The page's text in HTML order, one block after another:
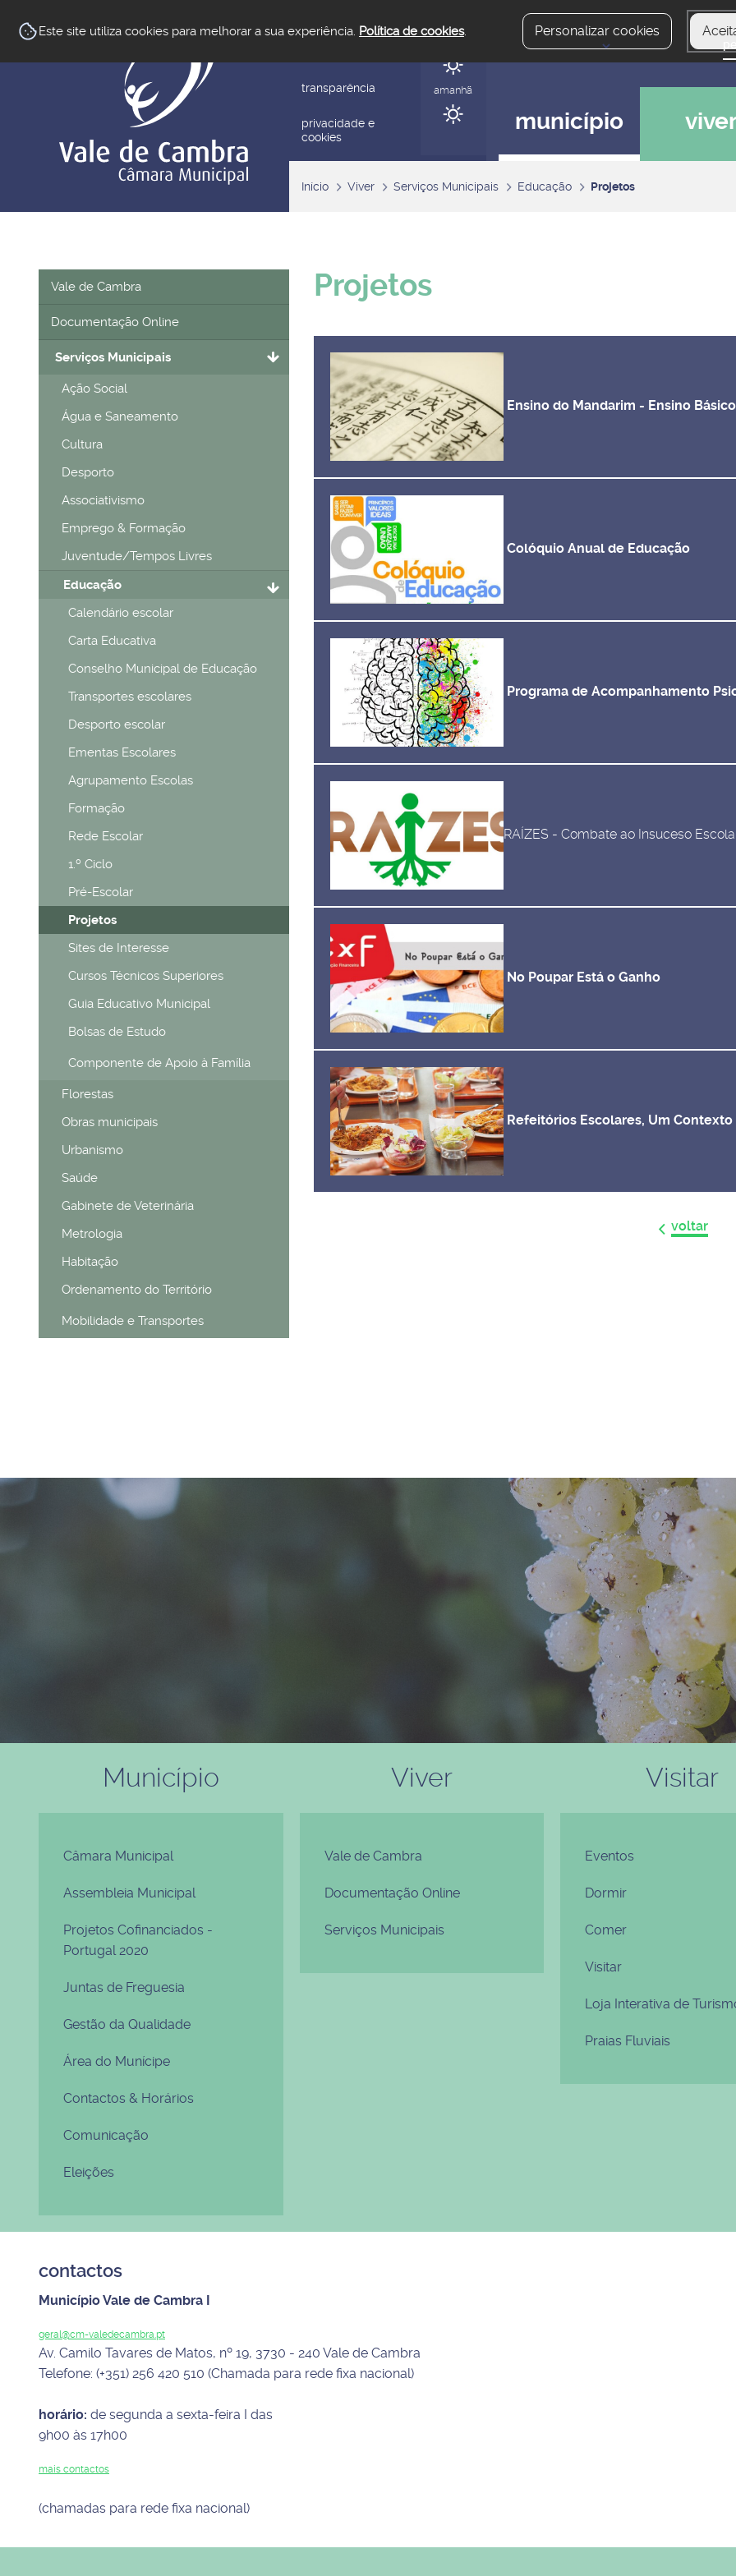
Este site utiliza cookies para melhorar a sua experiência. Política de cookies. Personalizar cookies
transparência
privacidade e
cookies
hoje
amanhã
município
Início Viver Serviços Municipais Educação Projetos
Vale de Cambra
Documentação Online
Serviços Municipais
Ação Social
Água e Saneamento
Cultura
Desporto
Associativismo
Emprego & Formação
Juventude/Tempos Livres
Educação
Calendário escolar
Carta Educativa
Conselho Municipal de Educação
Transportes escolares
Desporto escolar
Ementas Escolares
Agrupamento Escolas
Formação
Rede Escolar
1.º Ciclo
Pré-Escolar
Projetos
Sites de Interesse
Cursos Técnicos Superiores
Guia Educativo Municipal
Bolsas de Estudo
Componente de Apoio à Família
Florestas
Obras municipais
Urbanismo
Saúde
Gabinete de Veterinária
Metrologia
Habitação
Ordenamento do Território
Mobilidade e Transportes
Projetos
Ensino do Mandarim - Ensino Básico
Colóquio Anual de Educação
Programa de Acompanhamento
RAÍZES - Combate ao Insuceso
No Poupar Está o Ganho
Refeitórios Escolares, Um
voltar
Município
Câmara Municipal
Assembleia Municipal
Projetos Cofinanciados -
Portugal 2020
Juntas de Freguesia
Gestão da Qualidade
Área do Munícipe
Contactos & Horários
Comunicação
Eleições
Viver
Vale de Cambra
Documentação Online
Serviços Municipais
Visitar
Eventos
Dormir
Comer
Visitar
Loja Interativa de
Praias Fluviais
contactos
Município Vale de Cambra I
geral@cm-valedecambra.pt
Av. Camilo Tavares de Matos, nº 19, 3730 - 240 Vale de Cambra
Telefone: (+351) 256 420 510 (Chamada para rede fixa nacional)
horário: de segunda a sexta-feira I das
9h00 às 17h00
mais contactos
(chamadas para rede fixa nacional)